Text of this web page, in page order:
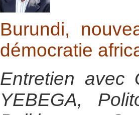
Burundi,
démocratie
Entretien avec
YEBEGA,